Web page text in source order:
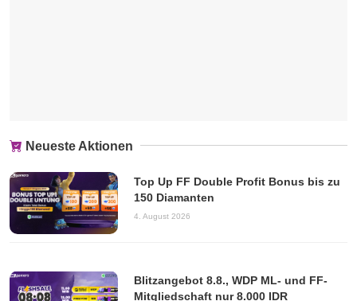
Neueste Aktionen
Top Up FF Double Profit Bonus bis zu
150 Diamanten
4. August 2026
Blitzangebot 8.8., WDP ML- und FF-
Mitgliedschaft nur 8.000 IDR